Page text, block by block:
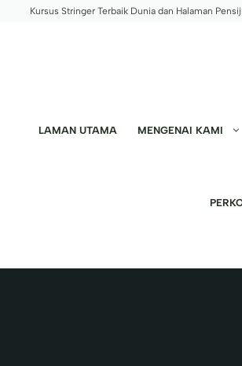
Kursus Stringer Terbaik Dunia dan Halaman
LAMAN UTAMA MENGENAI KAMI